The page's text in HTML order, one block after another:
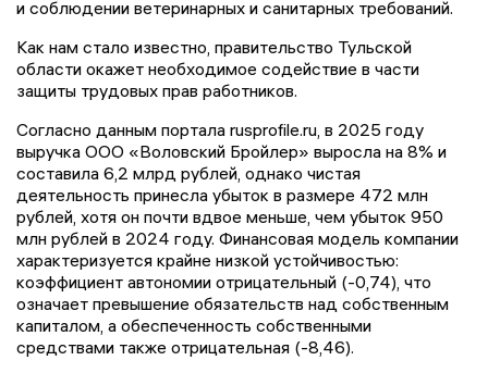
и соблюдении ветеринарных и санитарных требований.
Как нам стало известно, правительство Тульской
области окажет необходимое содействие в части
защиты трудовых прав работников.
Согласно данным портала rusprofile.ru, в 2025 году
выручка ООО «Воловский Бройлер» выросла на 8% и
составила 6,2 млрд рублей, однако чистая
деятельность принесла убыток в размере 472 млн
рублей, хотя он почти вдвое меньше, чем убыток 950
млн рублей в 2024 году. Финансовая модель компании
характеризуется крайне низкой устойчивостью:
коэффициент автономии отрицательный (-0,74), что
означает превышение обязательств над собственным
капиталом, а обеспеченность собственными
средствами также отрицательная (-8,46).